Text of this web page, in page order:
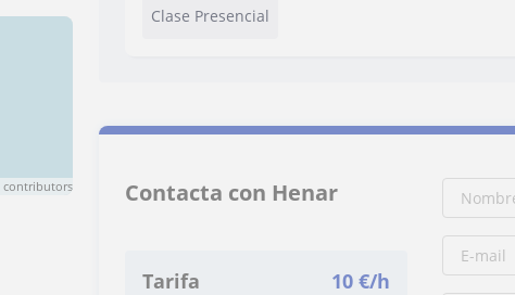
contributors
Clase Presencial
Contacta con Henar
Tarifa 10 €/h